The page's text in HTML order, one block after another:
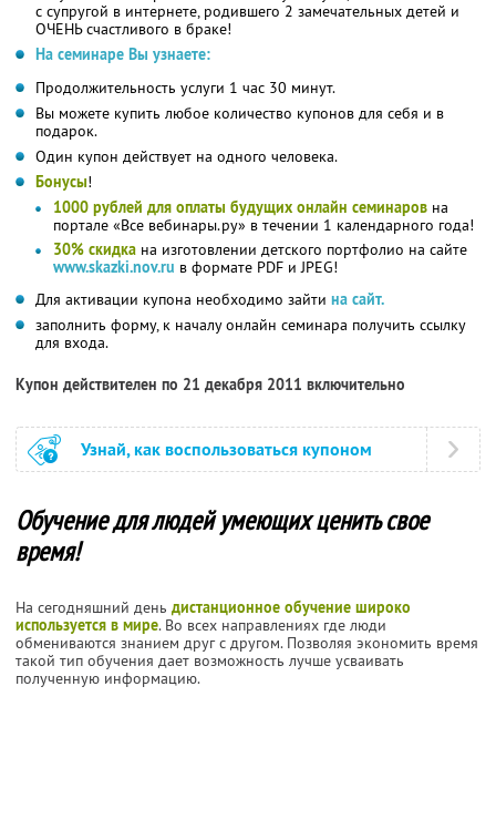
с супругой в интернете, родившего 2 замечательных детей и
ОЧЕНЬ счастливого в браке!
На семинаре Вы узнаете:
Продолжительность услуги 1 час 30 минут.
Вы можете купить любое количество купонов для себя и в
подарок.
Один купон действует на одного человека.
Бонусы!
1000 рублей для оплаты будущих онлайн семинаров на
портале «Все вебинары.ру» в течении 1 календарного года!
30% скидка на изготовлении детского портфолио на сайте
www.skazki.nov.ru в формате PDF и JPEG!
Для активации купона необходимо зайти на сайт.
заполнить форму, к началу онлайн семинара получить ссылку
для входа.
Купон действителен по 21 декабря 2011 включительно
Узнай, как воспользоваться купоном
Обучение для людей умеющих ценить свое
время!
На сегодняшний день дистанционное обучение широко
используется в мире. Во всех направлениях где люди
обмениваются знанием друг с другом. Позволяя экономить время
такой тип обучения дает возможность лучше усваивать
полученную информацию.